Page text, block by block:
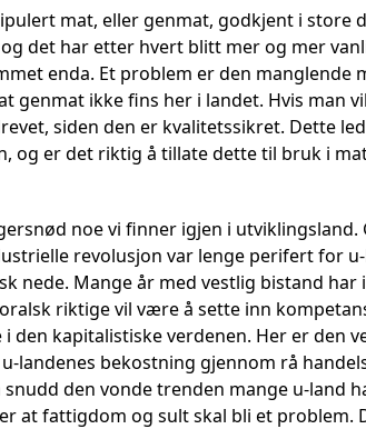
mat, eller genmat, godkjent i store
det har etter hvert blitt mer og mer
enda. Et problem er den
genmat ikke fins her i landet. Hvis man
siden den er kvalitetssikret. Dette
og er det riktig å tillate dette til bruk i
noe vi finner igjen i
revolusjon var lenge perifert for
nede. Mange år med vestlig bistand
riktige vil være å sette inn
den kapitalistiske verdenen. Her er den
landenes bekostning gjennom rå
den vonde trenden mange u-land
at fattigdom og sult skal bli et problem.